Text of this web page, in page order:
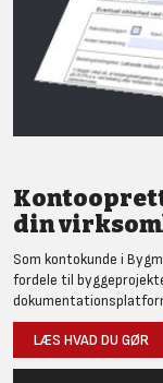
din
Som kontokunde i
fordele til
LÆS HVAD DU GØR